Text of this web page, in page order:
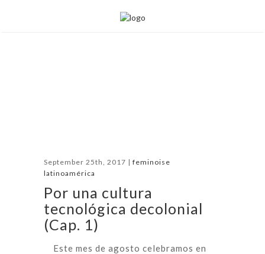
September 25th, 2017 | feminoise
latinoamérica
Por una cultura
tecnológica decolonial
(Cap. 1)
Este mes de agosto celebramos en